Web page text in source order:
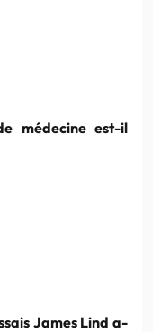
médecine est-il
James Lind a-